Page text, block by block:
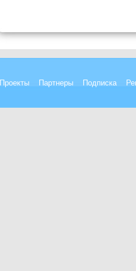
Проекты Партнеры Подписка